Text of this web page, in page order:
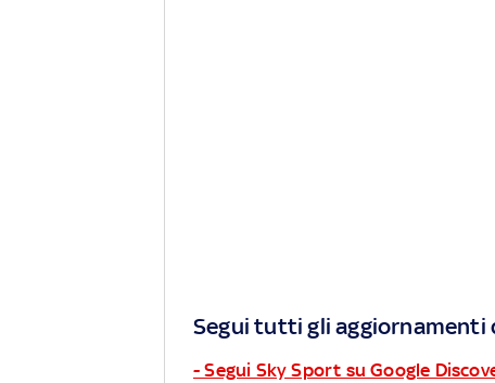
Segui tutti gli aggiornamenti
- Segui Sky Sport su Google